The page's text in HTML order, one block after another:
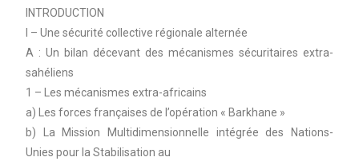
INTRODUCTION
I – Une sécurité collective régionale alternée
A : Un bilan décevant des mécanismes sécuritaires extra-
sahéliens
1 – Les mécanismes extra-africains
a) Les forces françaises de l’opération « Barkhane »
b) La Mission Multidimensionnelle intégrée des Nations-
Unies pour la Stabilisation au